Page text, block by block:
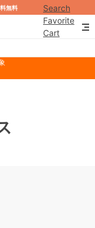
無料
Search
Favorite
Cart